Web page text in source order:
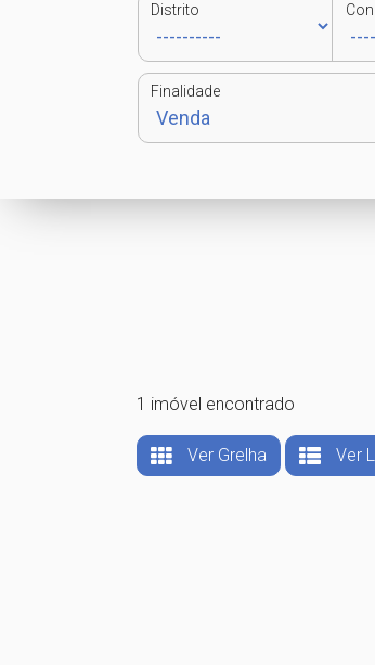
Distrito
Finalidade
1 imóvel encontrado
Ver Grelha Ver